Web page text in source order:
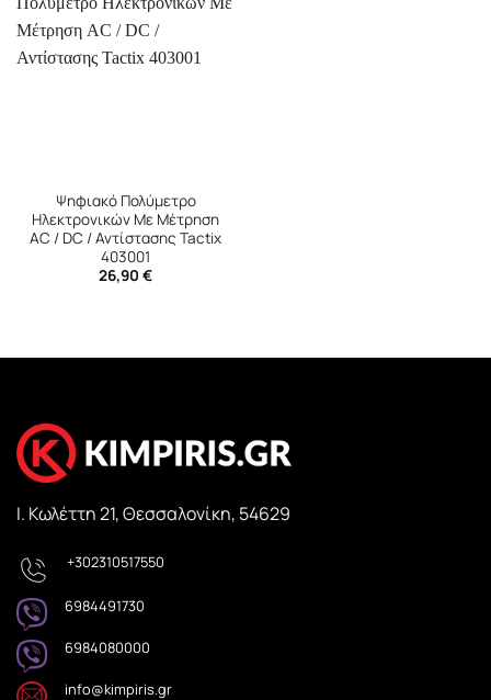
Ψηφιακό Πολύμετρο
Ηλεκτρονικών Με Μέτρηση
AC / DC / Αντίστασης Tactix
403001
26,90 €
Ι. Κωλέττη 21, Θεσσαλονίκη, 54629
+302310517550
6984491730
6984080000
info@kimpiris.gr